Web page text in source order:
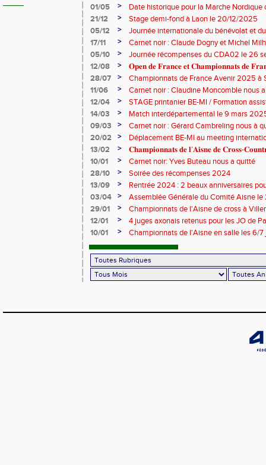
01/05 >
Date historique pour la Marche Nordique
21/12
>
Stage demi-fond à Laon le 20/12/2025
05/12
>
Journée internationale du bénévolat et
17/11
>
Carnet noir : Claude Dogny et Michel
05/10
>
Journée récompenses du CDA02 le 26
12/08
>
𝐎𝐩𝐞𝐧 𝐝𝐞 𝐅𝐫𝐚𝐧𝐜𝐞 𝐞𝐭 𝐂𝐡𝐚𝐦𝐩𝐢𝐨𝐧𝐧𝐚𝐭𝐬 𝐝𝐞
28/07
>
Championnats de France Avenir 2025 à
11/06
>
Carnet noir : Claudine Moncomble nous
12/04
>
STAGE printanier BE-MI / Formation
14/03
>
Match interdépartemental le 9 mars
09/03
>
Carnet noir : Gérard Cambreling nous à
20/02
>
Déplacement BE-MI au meeting
13/02
>
𝐂𝐡𝐚𝐦𝐩𝐢𝐨𝐧𝐧𝐚𝐭𝐬 𝐝𝐞 𝐥’𝐀𝐢𝐬𝐧𝐞 𝐝𝐞 𝐂𝐫𝐨𝐬𝐬-
10/01
>
Carnet noir: Yves Buteau nous a quitté
28/10
>
Soirée des récompenses 2024
13/09
>
Rentrée 2024 : 2 beaux anniversaires
l'ACCT et le CA Belleu
03/04 >
Assemblée Générale du Comité Aisne
29/01
>
Championnats de l'Aisne de cross à
2024
12/01 >
4 juges axonais retenus pour les JO de
10/01
> Championnats de l'Aisne en salle les 6/